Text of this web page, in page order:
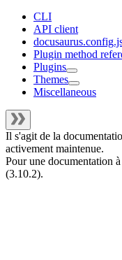
CLI
API client
Plugin method
Plugins
Themes
Miscellaneous
Il s'agit de la
activement maintenue.
Pour une documentation
(3.10.2).